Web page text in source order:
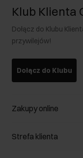
Klub Klienta
Dołącz do Klubu
przywilejów!
Dołącz do Klubu
Zakupy online
Zarządzaj cookies
Strefa klienta